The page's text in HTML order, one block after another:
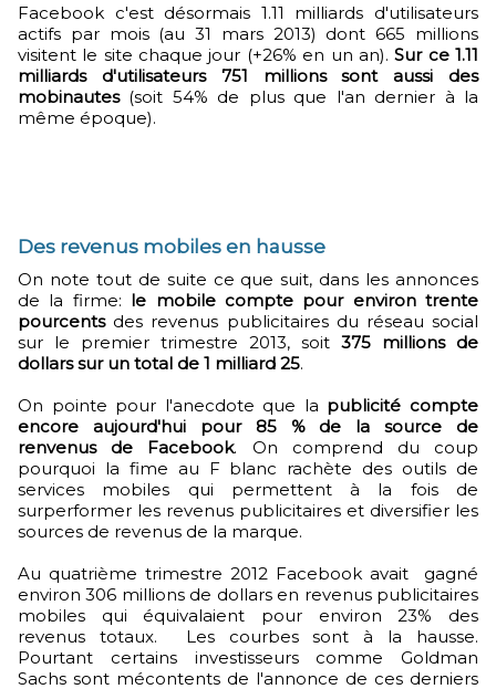
Facebook c'est désormais 1.11 milliards d'utilisateurs
actifs par mois (au 31 mars 2013) dont 665 millions
visitent le site chaque jour (+26% en un an).Sur ce 1.11
milliards d'utilisateurs 751 millions sont aussi des
mobinautes (soit 54% de plus que l'an dernier à la
même époque).
Des revenus mobiles en hausse
On note tout de suite ce que suit, dans les annonces
de la firme: le mobile compte pour environ trente
pourcents des revenus publicitaires du réseau social
sur le premier trimestre 2013, soit 375 millions de
dollars sur un total de 1 milliard 25.
On pointe pour l'anecdote que la publicité compte
encore aujourd'hui pour 85 % de la source de
renvenus de Facebook. On comprend du coup
pourquoi la fime au F blanc rachète des outils de
services mobiles qui permettent à la fois de
surperformer les revenus publicitaires et diversifier les
sources de revenus de la marque.
Au quatrième trimestre 2012 Facebook avait gagné
environ 306 millions de dollars en revenus publicitaires
mobiles qui équivalaient pour environ 23% des
revenus totaux. Les courbes sont à la hausse.
Pourtant certains investisseurs comme Goldman
Sachs sont mécontents de l'annonce de ces derniers